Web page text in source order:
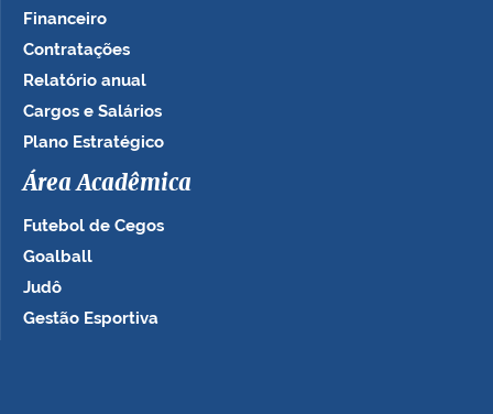
Financeiro
Contratações
Relatório anual
Cargos e Salários
Plano Estratégico
Área Acadêmica
Futebol de Cegos
Goalball
Judô
Gestão Esportiva